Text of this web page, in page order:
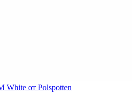
White от Polspotten